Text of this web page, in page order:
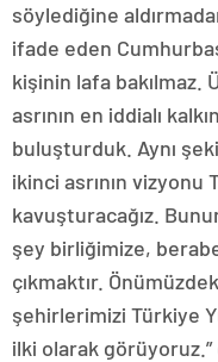
söylediğine
ifade eden
kişinin lafa bakılmaz.
asrının en iddialı
buluşturduk. Aynı
ikinci asrının vizyonu
kavuşturacağız.
şey birliğimize,
çıkmaktır.
şehirlerimizi Türkiye
ilki olarak görüyoruz.”